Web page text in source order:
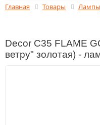
Главная Товары Лампы
Decor C35 FLAME
ветру" золотая) -